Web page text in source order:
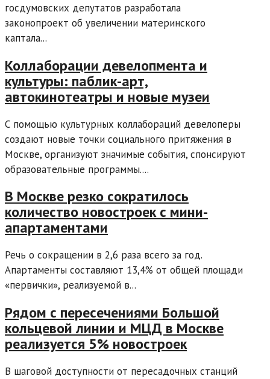
госдумовских депутатов разработала
законопроект об увеличении материнского
каптала...
Коллаборации девелопмента и
культуры: паблик-арт,
автокинотеатры и новые музеи
С помощью культурных коллабораций девелоперы
создают новые точки социального притяжения в
Москве, организуют значимые события, спонсируют
образовательные программы....
В Москве резко сократилось
количество новостроек с мини-
апартаментами
Речь о сокращении в 2,6 раза всего за год.
Апартаменты составляют 13,4% от общей площади
«первички», реализуемой в...
Рядом с пересечениями Большой
кольцевой линии и МЦД в Москве
реализуется 5% новостроек
В шаговой доступности от пересадочных станций